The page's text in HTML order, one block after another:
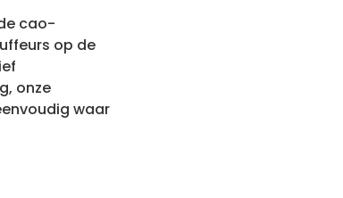
cao-
op de
onze
waar